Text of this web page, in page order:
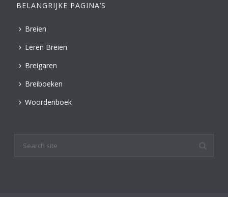
BELANGRIJKE PAGINA’S
Breien
Leren Breien
Breigaren
Breiboeken
Woordenboek